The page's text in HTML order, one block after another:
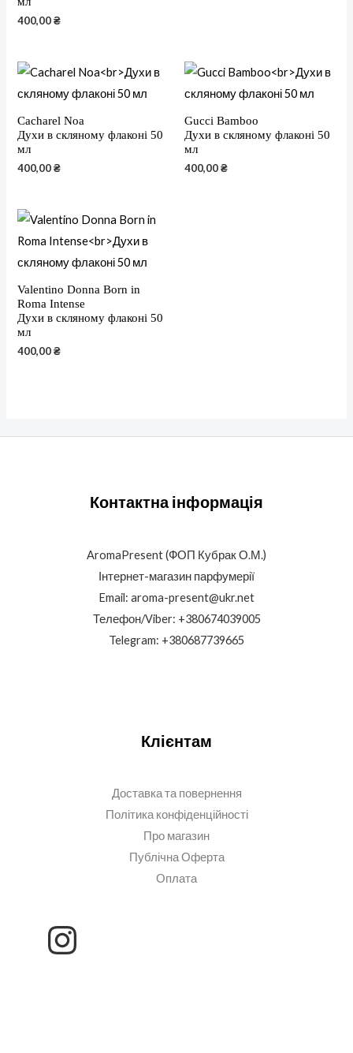
400,00₴
Cacharel Noa
Духи в скляному флаконі 50
мл
400,00₴
Gucci Bamboo
Духи в скляному флаконі 50
мл
400,00₴
Valentino Donna Born in
Roma Intense
Духи в скляному флаконі 50
мл
400,00₴
Контактна інформація
AromaPresent (ФОП Кубрак О.М.)
Інтернет-магазин парфумерії
Email: aroma-present@ukr.net
Телефон/Viber: +380674039005
Telegram: +380687739665
Клієнтам
Доставка та повернення
Політика конфіденційності
Про магазин
Публічна Оферта
Оплата